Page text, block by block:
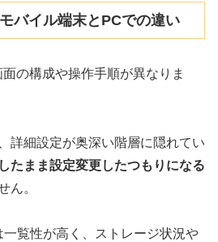
バイル端末とPCでの違い
の構成や操作手順が異なりま
詳細設定が奥深い階層に隠れてい
たまま設定変更したつもりになる
ん。
覧性が高く、ストレージ状況や